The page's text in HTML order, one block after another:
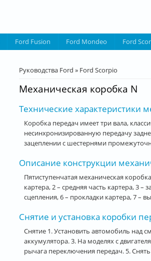
Ford Fusion Ford Mondeo Ford
Вы здесь
Руководства Ford » Ford Scorpio
Механическая коробка N
Технические характеристики
Коробка передач имеет три вала,
несинхронизированную передачу
зацеплении с шестернями
Описание конструкции
Пятиступенчатая механическая
картера, 2 – средняя часть картера, 3
сцепления, 6 – прокладки картера, 7 –
Снятие и установка коробки
Снятие 1. Установить автомобиль над
аккумулятора. 3. На моделях с
рычага переключения передач. 5. Снять